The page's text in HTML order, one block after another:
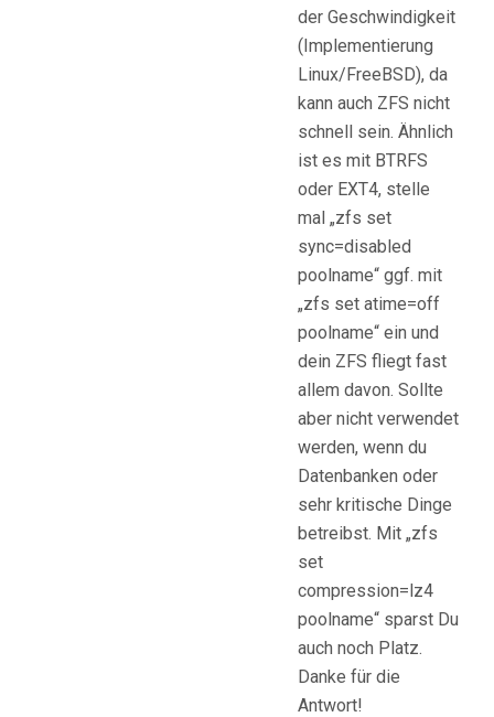
der Geschwindigkeit
(Implementierung
Linux/FreeBSD), da
kann auch ZFS nicht
schnell sein. Ähnlich
ist es mit BTRFS
oder EXT4, stelle
mal „zfs set
sync=disabled
poolname“ ggf. mit
„zfs set atime=off
poolname“ ein und
dein ZFS fliegt fast
allem davon. Sollte
aber nicht verwendet
werden, wenn du
Datenbanken oder
sehr kritische Dinge
betreibst. Mit „zfs
set
compression=lz4
poolname“ sparst Du
auch noch Platz.
Danke für die
Antwort!